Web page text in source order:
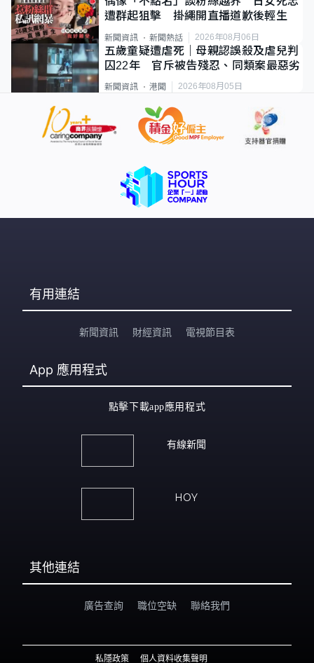
遭群起狙擊 掛繩開直播道歉後輕生
新聞資訊 新聞熱話 2026年08月06日
五歲童疑遭虐死｜母親認誤殺及虐兒判
囚22年 官斥被告殘忍、同類案最惡劣
新聞資訊 港聞 2026年08月05日
有用連結
新聞資訊 財經資訊 電視節目表
App 應用程式
點擊下載app應用程式
有線新聞
HOY
其他連結
廣告查詢 職位空缺 聯絡我們
私隱政策 個人資料收集聲明